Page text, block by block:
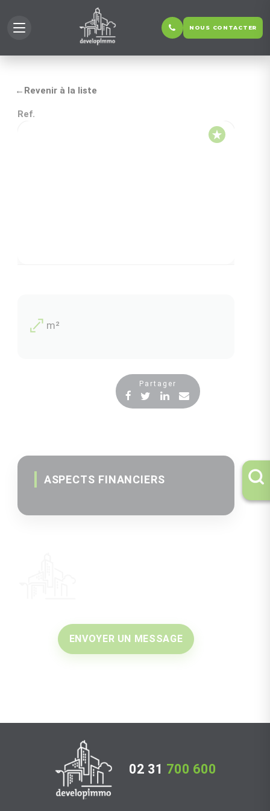
NOUS CONTACTER
← Revenir à la liste
Ref.
m²
Partager
ASPECTS FINANCIERS
ENVOYER UN MESSAGE
02 31 700 600